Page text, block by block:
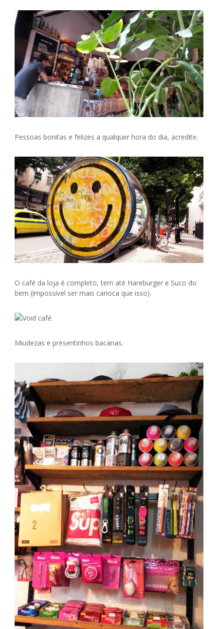
Pessoas bonitas e felizes a qualquer hora do dia, acredite.
O café da loja é completo, tem até Hareburger e Suco do
bem (impossível ser mais carioca que isso).
Miudezas e presentinhos bacanas.